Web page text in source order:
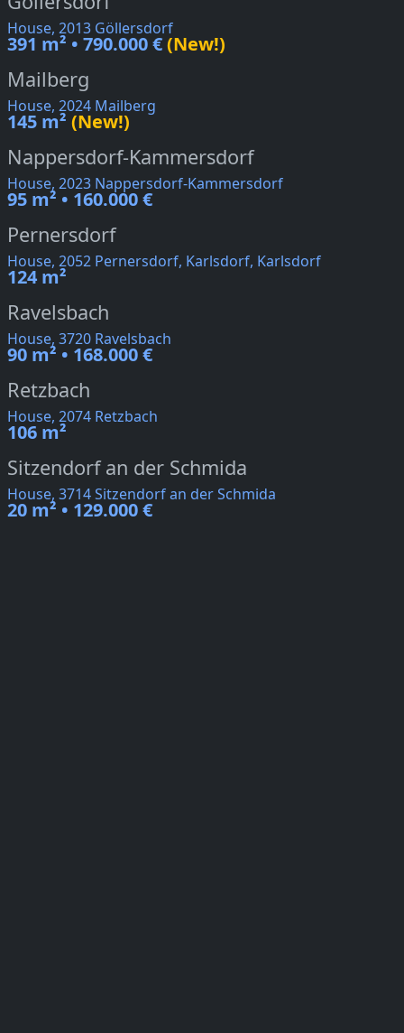
House, 2013 Göllersdorf
391 m² • 790.000 €(New!)
Mailberg
House, 2024 Mailberg
145 m² (New!)
Nappersdorf-Kammersdorf
House, 2023 Nappersdorf-Kammersdorf
95 m² • 160.000 €
Pernersdorf
House, 2052 Pernersdorf, Karlsdorf, Karlsdorf
124 m²
Ravelsbach
House, 3720 Ravelsbach
90 m² • 168.000 €
Retzbach
House, 2074 Retzbach
106 m²
Sitzendorf an der Schmida
House, 3714 Sitzendorf an der Schmida
20 m² • 129.000 €